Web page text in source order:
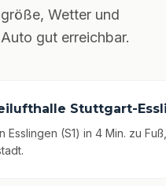
Wetter und
gut erreichbar.
Stuttgart-
Esslingen (S1) in 4 Min. zu